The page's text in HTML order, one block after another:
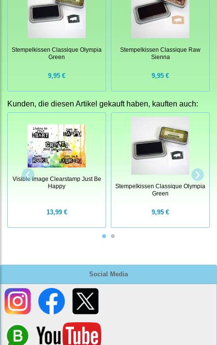
Social Media
Stempelkissen Classique Olympia
Green
9,95 €
Stempelkissen Classique Raw
Sienna
9,95 €
Kunden, die diesen Artikel gekauft haben, kauften auch:
Visible Image Clearstamp Just Be
Happy
13,99 €
Stempelkissen Classique Olympia
Green
9,95 €